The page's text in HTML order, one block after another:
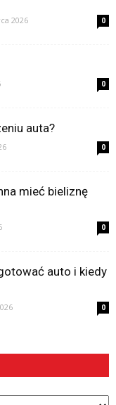
2026 0
0
auta?
0
mieć bieliznę
0
auto i kiedy
0